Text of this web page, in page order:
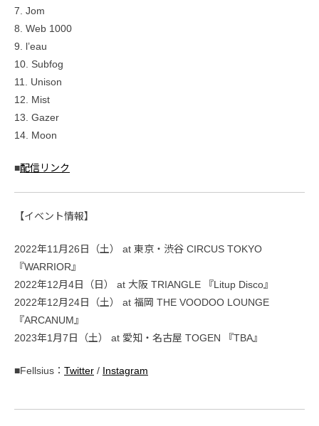
7. Jom
8. Web 1000
9. l’eau
10. Subfog
11. Unison
12. Mist
13. Gazer
14. Moon
■配信リンク
【イベント情報】
2022年11月26日（土） at 東京・渋谷 CIRCUS TOKYO
『WARRIOR』
2022年12月4日（日） at 大阪 TRIANGLE 『Litup Disco』
2022年12月24日（土） at 福岡 THE VOODOO LOUNGE
『ARCANUM』
2023年1月7日（土） at 愛知・名古屋 TOGEN 『TBA』
■Fellsius： Twitter / Instagram